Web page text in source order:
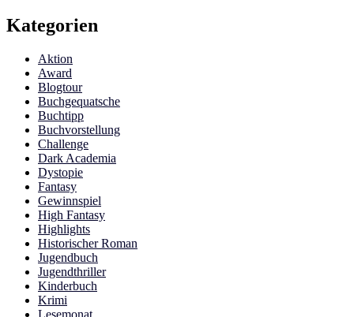
Kategorien
Aktion
Award
Blogtour
Buchgequatsche
Buchtipp
Buchvorstellung
Challenge
Dark Academia
Dystopie
Fantasy
Gewinnspiel
High Fantasy
Highlights
Historischer Roman
Jugendbuch
Jugendthriller
Kinderbuch
Krimi
Lesemonat